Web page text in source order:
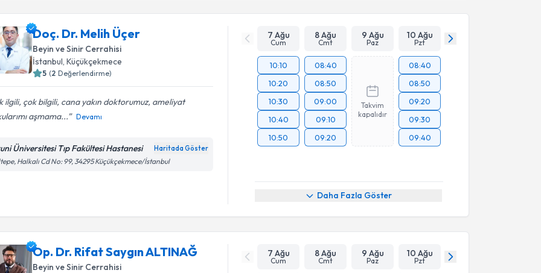
Doç. Dr. Melih Üçer
Beyin ve Sinir Cerrahisi
İstanbul, Küçükçekmece
5 (2 Değerlendirme)
ilgili, çok bilgili, cana yakın doktorumuz, ameliyat
aşmama...
Devamı
Üniversitesi Tıp Fakültesi Hastanesi Haritada Göster
Halkalı Cd No: 99, 34295 Küçükçekmece/İstanbul
7 Ağu
Cum
8 Ağu
Cmt
9 Ağu
Paz
10 Ağu
Pzt
10:10
10:20
10:30
10:40
10:50
08:40
08:50
09:00
09:10
09:20
Takvim
kapalıdır
08:40
08:50
09:20
09:30
09:40
Daha Fazla Göster
Op. Dr. Rifat Saygın ALTINAĞ
Beyin ve Sinir Cerrahisi
7 Ağu
Cum
8 Ağu
Cmt
9 Ağu
Paz
10 Ağu
Pzt